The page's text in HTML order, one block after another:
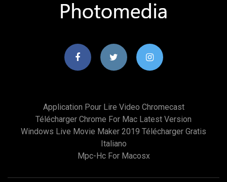
Application Pour Lire Video Chromecast
Télécharger Chrome For Mac Latest Version
Windows Live Movie Maker 2019 Télécharger Gratis
Italiano
Mpc-Hc For Macosx